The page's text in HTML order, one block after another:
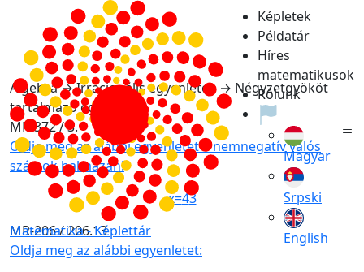
Matematika -Képlettár
Képletek
Példatár
Híres
matematikusok
Rólunk
Magyar
Srpski
English
Algebra → Irracionális egyenletek → Négyzetgyököt
tartalmazó egyenletek
MR-372 / 3.
Oldja meg az alábbi egyenletet a nemnegatív valós
számok halmazán!
x=43
MR-206 / 206.13
Oldja meg az alábbi egyenletet: